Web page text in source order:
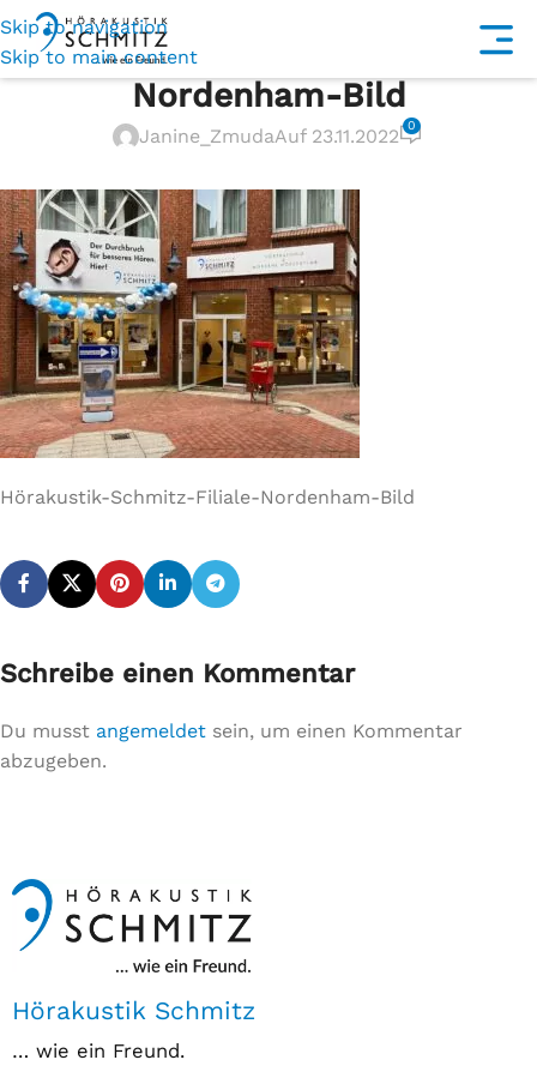
Skip to navigation
Skip to main content
Hörakustik-Schmitz-Filiale-
Nordenham-Bild
Janine_ZmudaAuf 23.11.2022 0
Hörakustik-Schmitz-Filiale-Nordenham-Bild
Schreibe einen Kommentar
Du musst angemeldet sein, um einen Kommentar
abzugeben.
Hörakustik Schmitz
… wie ein Freund.